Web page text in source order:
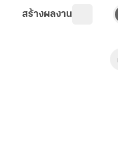
สร้างผลงาน